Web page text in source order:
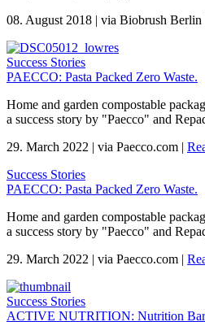
08. August 2018 | via Biobrush Berlin
Success Stories
PAECCO: Pasta Packed Zero Waste.
Home and garden compostable
a success story by "Paecco" and
29. March 2022 | via Paecco.com |
Success Stories
PAECCO: Pasta Packed Zero Waste.
Home and garden compostable
a success story by "Paecco" and
29. March 2022 | via Paecco.com |
Success Stories
ACTIVE NUTRITION: Nutrition